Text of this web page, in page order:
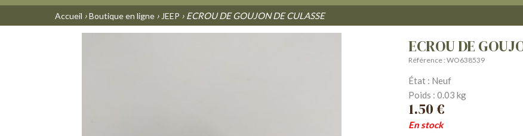
Accueil ›Boutique en ligne › JEEP › ECROU DE GOUJON DE CULASSE
ECROU DE
Référence : WO638539
État : Neuf
Poids : 0.03 kg
1.50 €
En stock